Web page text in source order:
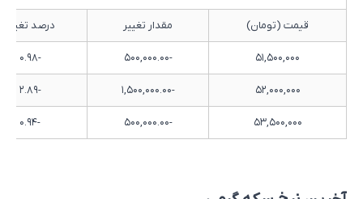
قیمت (تومان) مقدار تغییر درصد تغییر
۵۱,۵۰۰,۰۰۰ -۵۰۰,۰۰۰.۰۰ -۰.۹۸
۵۲,۰۰۰,۰۰۰ -۱,۵۰۰,۰۰۰.۰۰ -۲.۸۹
۵۳,۵۰۰,۰۰۰ -۵۰۰,۰۰۰.۰۰ -۰.۹۴